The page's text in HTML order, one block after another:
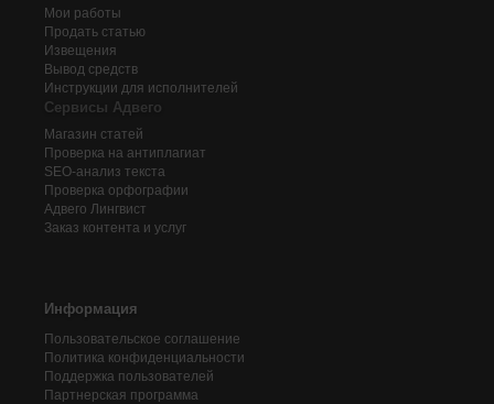
Мои работы
Продать статью
Извещения
Вывод средств
Инструкции для исполнителей
Сервисы Адвего
Магазин статей
Проверка на антиплагиат
SEO-анализ текста
Проверка орфографии
Адвего Лингвист
Заказ контента и услуг
Информация
Пользовательское соглашение
Политика конфиденциальности
Поддержка пользователей
Партнерская программа